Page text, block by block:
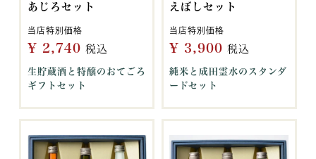
あじろセット
当店特別価格
¥ 2,740 税込
生貯蔵酒と特醸のおてごろ
ギフトセット
えぼしセット
当店特別価格
¥ 3,900 税込
純米と成田霊水のスタンダ
ードセット